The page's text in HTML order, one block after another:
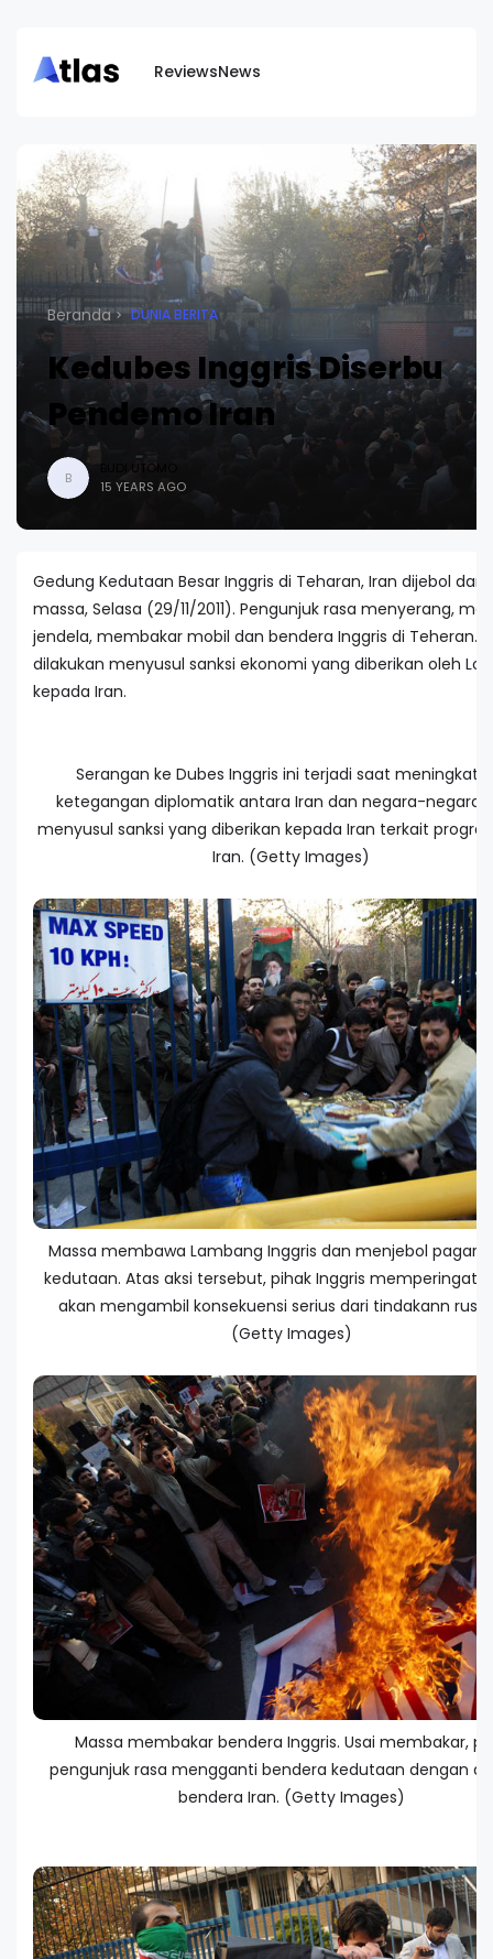
ReviewsNews
Beranda DUNIA BERITA
Kedubes Inggris Diserbu
Pendemo Iran
B
BUDI UTOMO
15 YEARS AGO
Gedung Kedutaan Besar Inggris di Teharan, Iran dijebol dan
massa, Selasa (29/11/2011). Pengunjuk rasa menyerang,
jendela, membakar mobil dan bendera Inggris di Teheran.
dilakukan menyusul sanksi ekonomi yang diberikan oleh
kepada Iran.
Serangan ke Dubes Inggris ini terjadi saat
ketegangan diplomatik antara Iran dan negara-negara
menyusul sanksi yang diberikan kepada Iran terkait
Iran. (Getty Images)
Massa membawa Lambang Inggris dan menjebol pagar
kedutaan. Atas aksi tersebut, pihak Inggris
akan mengambil konsekuensi serius dari tindakann
(Getty Images)
Massa membakar bendera Inggris. Usai membakar,
pengunjuk rasa mengganti bendera kedutaan dengan
bendera Iran. (Getty Images)